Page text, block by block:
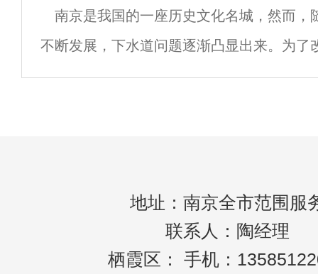
排油，确保二舱畅通，南京隔油池清理
南京是我国的一座历史文化名城，然而，
不断发展，下水道问题逐渐凸显出来。为了
确保市民的生活质量，南京市开展了大规模
地址：南京全市范围服
联系人：陶经理
栖霞区： 手机：